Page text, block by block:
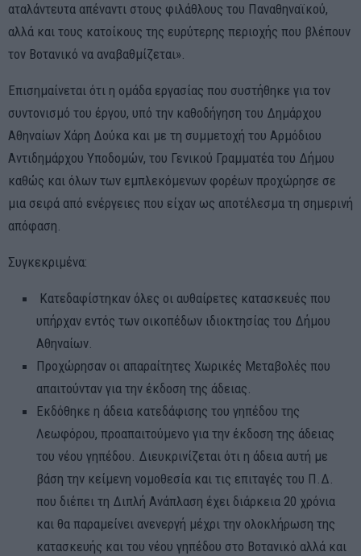
αταλάντευτα απέναντι στους φιλάθλους του Παναθηναϊκού,
αλλά και τους κατοίκους της ευρύτερης περιοχής που βλέπουν
τον Βοτανικό να αναβαθμίζεται».
Επισημαίνεται ότι η ομάδα εργασίας που συστήθηκε για τον
συντονισμό του έργου, υπό την καθοδήγηση του Δημάρχου
Αθηναίων Χάρη Δούκα και με τη συμμετοχή του Αρμόδιου
Αντιδημάρχου Υποδομών, του Γενικού Γραμματέα του Δήμου
καθώς και όλων των εμπλεκόμενων φορέων προχώρησε σε
μια σειρά από ενέργειες που είχαν ως αποτέλεσμα τη σημερινή
απόφαση.
Συγκεκριμένα:
Κατεδαφίστηκαν όλες οι αυθαίρετες κατασκευές που
υπήρχαν εντός των οικοπέδων ιδιοκτησίας του Δήμου
Αθηναίων.
Προχώρησαν οι απαραίτητες Χωρικές Μεταβολές που
απαιτούνταν για την έκδοση της άδειας.
Εκδόθηκε η άδεια κατεδάφισης του γηπέδου της
Λεωφόρου, προαπαιτούμενο για την έκδοση της άδειας
του νέου γηπέδου. Διευκρινίζεται ότι η άδεια αυτή με
βάση την κείμενη νομοθεσία και τις επιταγές του Π.Δ.
που διέπει τη Διπλή Ανάπλαση έχει διάρκεια 20 χρόνια
και θα παραμείνει ανενεργή μέχρι την ολοκλήρωση της
κατασκευής και του νέου γηπέδου στο Βοτανικό αλλά και